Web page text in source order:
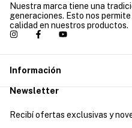
Nuestra marca tiene una
generaciones. Esto nos
calidad en nuestros productos.
Información
Newsletter
Recibí ofertas exclusivas y